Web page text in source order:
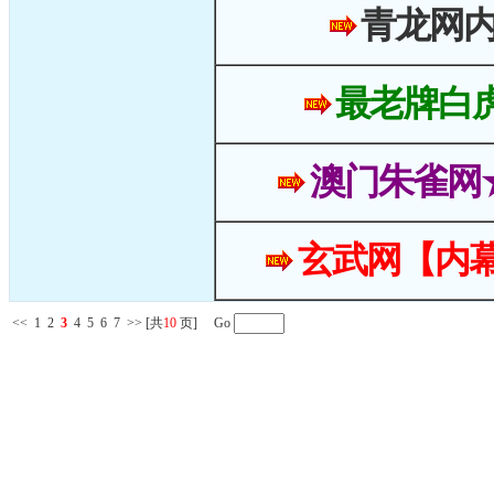
青龙网
最老牌白
澳门朱雀
玄武网【内
<< 1 2 3 4 5 6 7 >> [共10 页] Go